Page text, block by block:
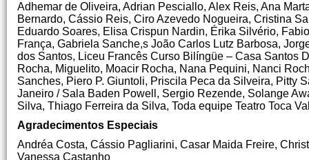
Adhemar de Oliveira, Adrian Pesciallo, Alex Reis, Ana
Bernardo, Cássio Reis, Ciro Azevedo Nogueira, Cristina
Eduardo Soares, Elisa Crispun Nardin, Érika Silvério,
França, Gabriela Sanche,s João Carlos Lutz Barbosa,
dos Santos, Liceu Francês Curso Bilíngüe – Casa Santos
Rocha, Miguelito, Moacir Rocha, Nana Pequini, Nanci
Sanches, Piero P. Giuntoli, Priscila Peca da Silveira, Pitty
Janeiro / Sala Baden Powell, Sergio Rezende, Solange
Silva, Thiago Ferreira da Silva, Toda equipe Teatro Toca
Agradecimentos Especiais
Andréa Costa, Cássio Pagliarini, Casar Maida Freire,
Vanessa Castanho